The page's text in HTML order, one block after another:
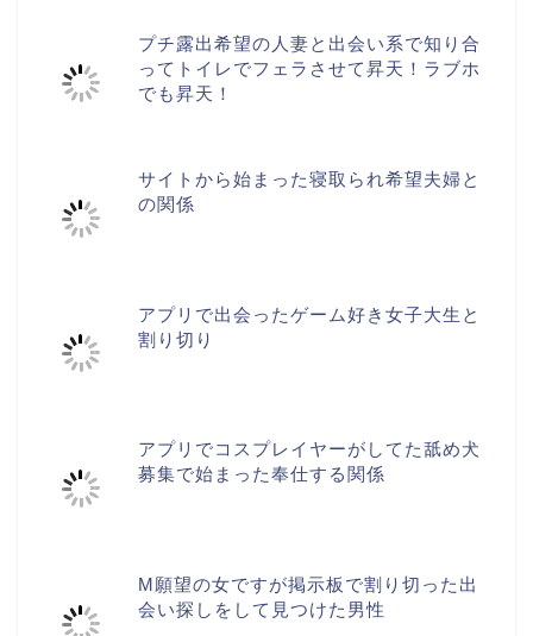
プチ露出希望の人妻と出会い系で知り合
ってトイレでフェラさせて昇天！ラブホ
でも昇天！
サイトから始まった寝取られ希望夫婦と
の関係
アプリで出会ったゲーム好き女子大生と
割り切り
アプリでコスプレイヤーがしてた舐め犬
募集で始まった奉仕する関係
M願望の女ですが掲示板で割り切った出
会い探しをして見つけた男性